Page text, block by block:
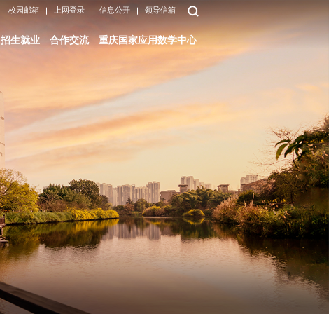
校园邮箱 上网登录 信息公开 领导信箱
招生就业 合作交流 重庆国家应用数学中心